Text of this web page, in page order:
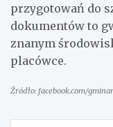
przygotowań do
dokumentów to
znanym
placówce.
Źródło: facebook.com/